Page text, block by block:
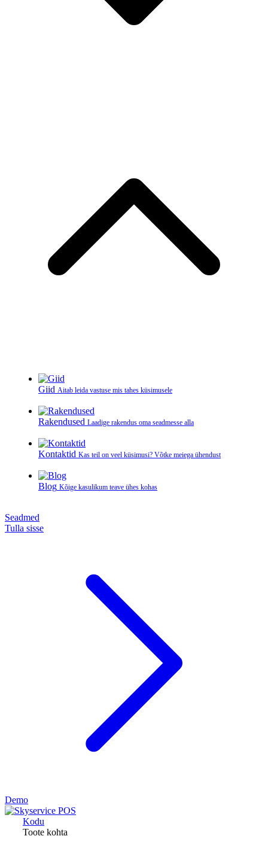
Giid Aitab leida vastuse mis tahes küsimusele
Rakendused Laadige rakendus oma seadmesse alla
Kontaktid Kas teil on veel küsimusi? Võtke meiega ühendust
Blog Kõige kasulikum teave ühes kohas
Seadmed
Tulla sisse
Demo
Kodu
Toote kohta